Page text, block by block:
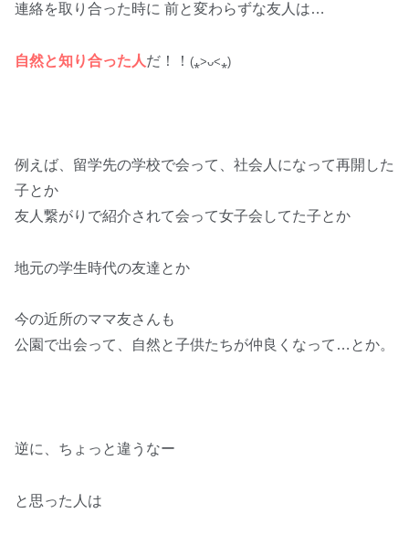
連絡を取り合った時に 前と変わらずな友人は…
自然と知り合った人だ！！ (⁎˃ᴗ˂⁎)
例えば、留学先の学校で会って、社会人になって再開した
子とか
友人繋がりで紹介されて会って女子会してた子とか
地元の学生時代の友達とか
今の近所のママ友さんも
公園で出会って、自然と子供たちが仲良くなって…とか。
逆に、ちょっと違うなー
と思った人は